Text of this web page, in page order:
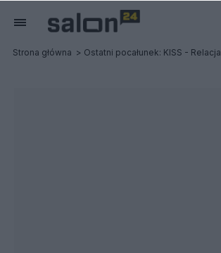
Strona główna Ostatni pocałunek: KISS - Relacja